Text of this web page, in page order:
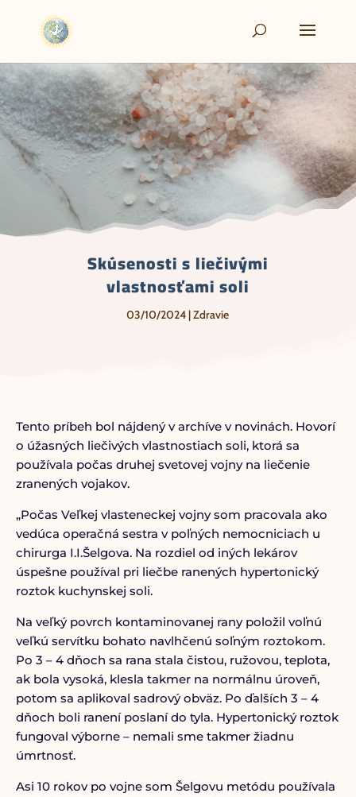
Skúsenosti s liečivými
vlastnosťami soli
03/10/2024|Zdravie
Tento príbeh bol nájdený v archíve v novinách. Hovorí
o úžasných liečivých vlastnostiach soli, ktorá sa
používala počas druhej svetovej vojny na liečenie
zranených vojakov.
„Počas Veľkej vlasteneckej vojny som pracovala ako
vedúca operačná sestra v poľných nemocniciach u
chirurga I.I.Šelgova. Na rozdiel od iných lekárov
úspešne používal pri liečbe ranených hypertonický
roztok kuchynskej soli.
Na veľký povrch kontaminovanej rany položil voľnú
veľkú servítku bohato navlhčenú soľným roztokom.
Po 3 – 4 dňoch sa rana stala čistou, ružovou, teplota,
ak bola vysoká, klesla takmer na normálnu úroveň,
potom sa aplikoval sadrový obväz. Po ďalších 3 – 4
dňoch boli ranení poslaní do tyla. Hypertonický roztok
fungoval výborne – nemali sme takmer žiadnu
úmrtnosť.
Asi 10 rokov po vojne som Šelgovu metódu používala